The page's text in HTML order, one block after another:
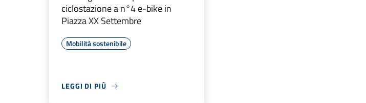
ciclostazione a n°4 e-bike in
Piazza XX Settembre
Mobilità sostenibile
LEGGI DI PIÙ